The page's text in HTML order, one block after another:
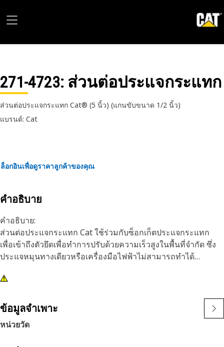
271-4723: ส่วนต่อประแจกระแทก
ส่วนต่อประแจกระแทก Cat® (5 นิ้ว) (แกนขับขนาด 1/2 นิ้ว)
แบรนด์: Cat
ล็อกอินเพื่อดูราคาลูกค้าของคุณ
คำอธิบาย
คำอธิบาย:
ส่วนต่อประแจกระแทก Cat ใช้ร่วมกับซ็อกเก็ตประแจกระแทก
เพื่อเข้าถึงตัวยึดเพื่อทำการปรับด้วยความเร็วสูงในพื้นที่จำกัด ซึ่ง
ประแจหมุนทางเดียวหรือเครื่องมือไฟฟ้าไม่สามารถทำได้
คุณลักษณะ:
• มีการออกแบบหมุดเพื่อยึดซ็อกเก็ต
• ผิวรมดำ
ข้อมูลจำเพาะ
หน่วยวัด